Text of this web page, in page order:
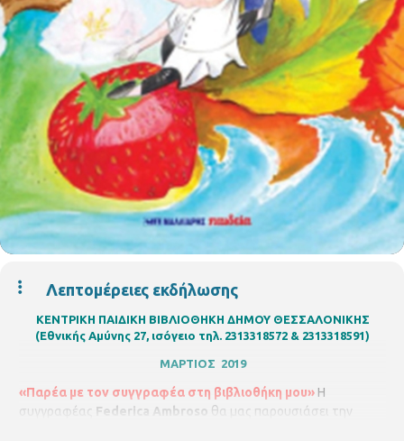
Λεπτομέρειες εκδήλωσης
ΚΕΝΤΡΙΚΗ ΠΑΙΔΙΚΗ ΒΙΒΛΙΟΘΗΚΗ ΔΗΜΟΥ ΘΕΣΣΑΛΟΝΙΚΗΣ
(Εθνικής Αμύνης 27, ισόγειο τηλ. 2313318572 & 2313318591)
ΜΑΡΤΙΟΣ 2019
«Παρέα με τον συγγραφέα στη βιβλιοθήκη μου» Η
συγγραφέας Federica Ambroso θα μας παρουσιάσει την